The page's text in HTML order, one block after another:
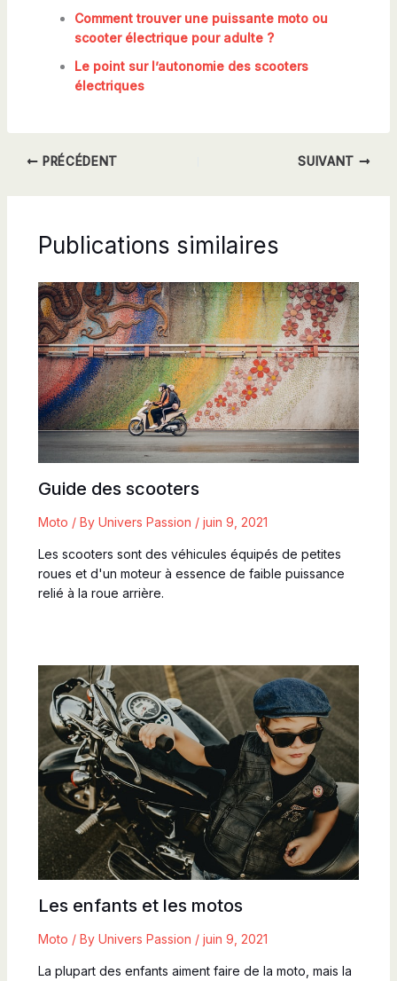
Comment trouver une puissante moto ou
scooter électrique pour adulte ?
Le point sur l’autonomie des scooters
électriques
PRÉCÉDENT SUIVANT
Publications similaires
Guide des scooters
Moto / By Univers Passion / juin 9, 2021
Les scooters sont des véhicules équipés de petites
roues et d'un moteur à essence de faible puissance
relié à la roue arrière.
Les enfants et les motos
Moto / By Univers Passion / juin 9, 2021
La plupart des enfants aiment faire de la moto, mais la